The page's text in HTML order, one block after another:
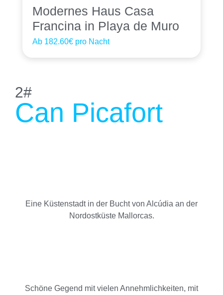
Modernes Haus Casa
Francina in Playa de Muro
Ab 182.60€ pro Nacht
2#
Can Picafort
Eine Küstenstadt in der Bucht von Alcúdia an der
Nordostküste Mallorcas.
Schöne Gegend mit vielen Annehmlichkeiten, mit